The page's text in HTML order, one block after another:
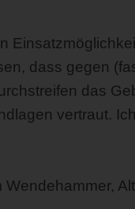
dass gegen
das
vertraut.